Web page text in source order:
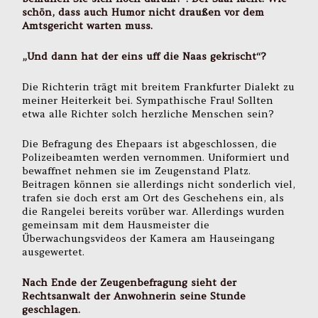
schön, dass auch Humor nicht draußen vor dem
Amtsgericht warten muss.
„Und dann hat der eins uff die Naas gekrischt“?
Die Richterin trägt mit breitem Frankfurter Dialekt zu
meiner Heiterkeit bei. Sympathische Frau! Sollten
etwa alle Richter solch herzliche Menschen sein?
Die Befragung des Ehepaars ist abgeschlossen, die
Polizeibeamten werden vernommen. Uniformiert und
bewaffnet nehmen sie im Zeugenstand Platz.
Beitragen können sie allerdings nicht sonderlich viel,
trafen sie doch erst am Ort des Geschehens ein, als
die Rangelei bereits vorüber war. Allerdings wurden
gemeinsam mit dem Hausmeister die
Überwachungsvideos der Kamera am Hauseingang
ausgewertet.
Nach Ende der Zeugenbefragung sieht der
Rechtsanwalt der Anwohnerin seine Stunde
geschlagen.